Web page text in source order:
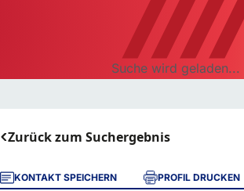
Suche wird geladen...
Zurück zum Suchergebnis
KONTAKT SPEICHERN PROFIL DRUCKEN